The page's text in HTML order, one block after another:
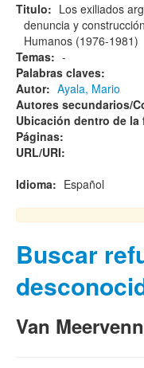
Titulo: Los exiliados
denuncia y
Humanos (1976-1981)
Temas: -
Palabras claves:
Autor: Ayala, Mario
Autores secundarios/
Ubicación dentro de la
Páginas:
URL/URI:
Idioma: Español
Buscar
Van